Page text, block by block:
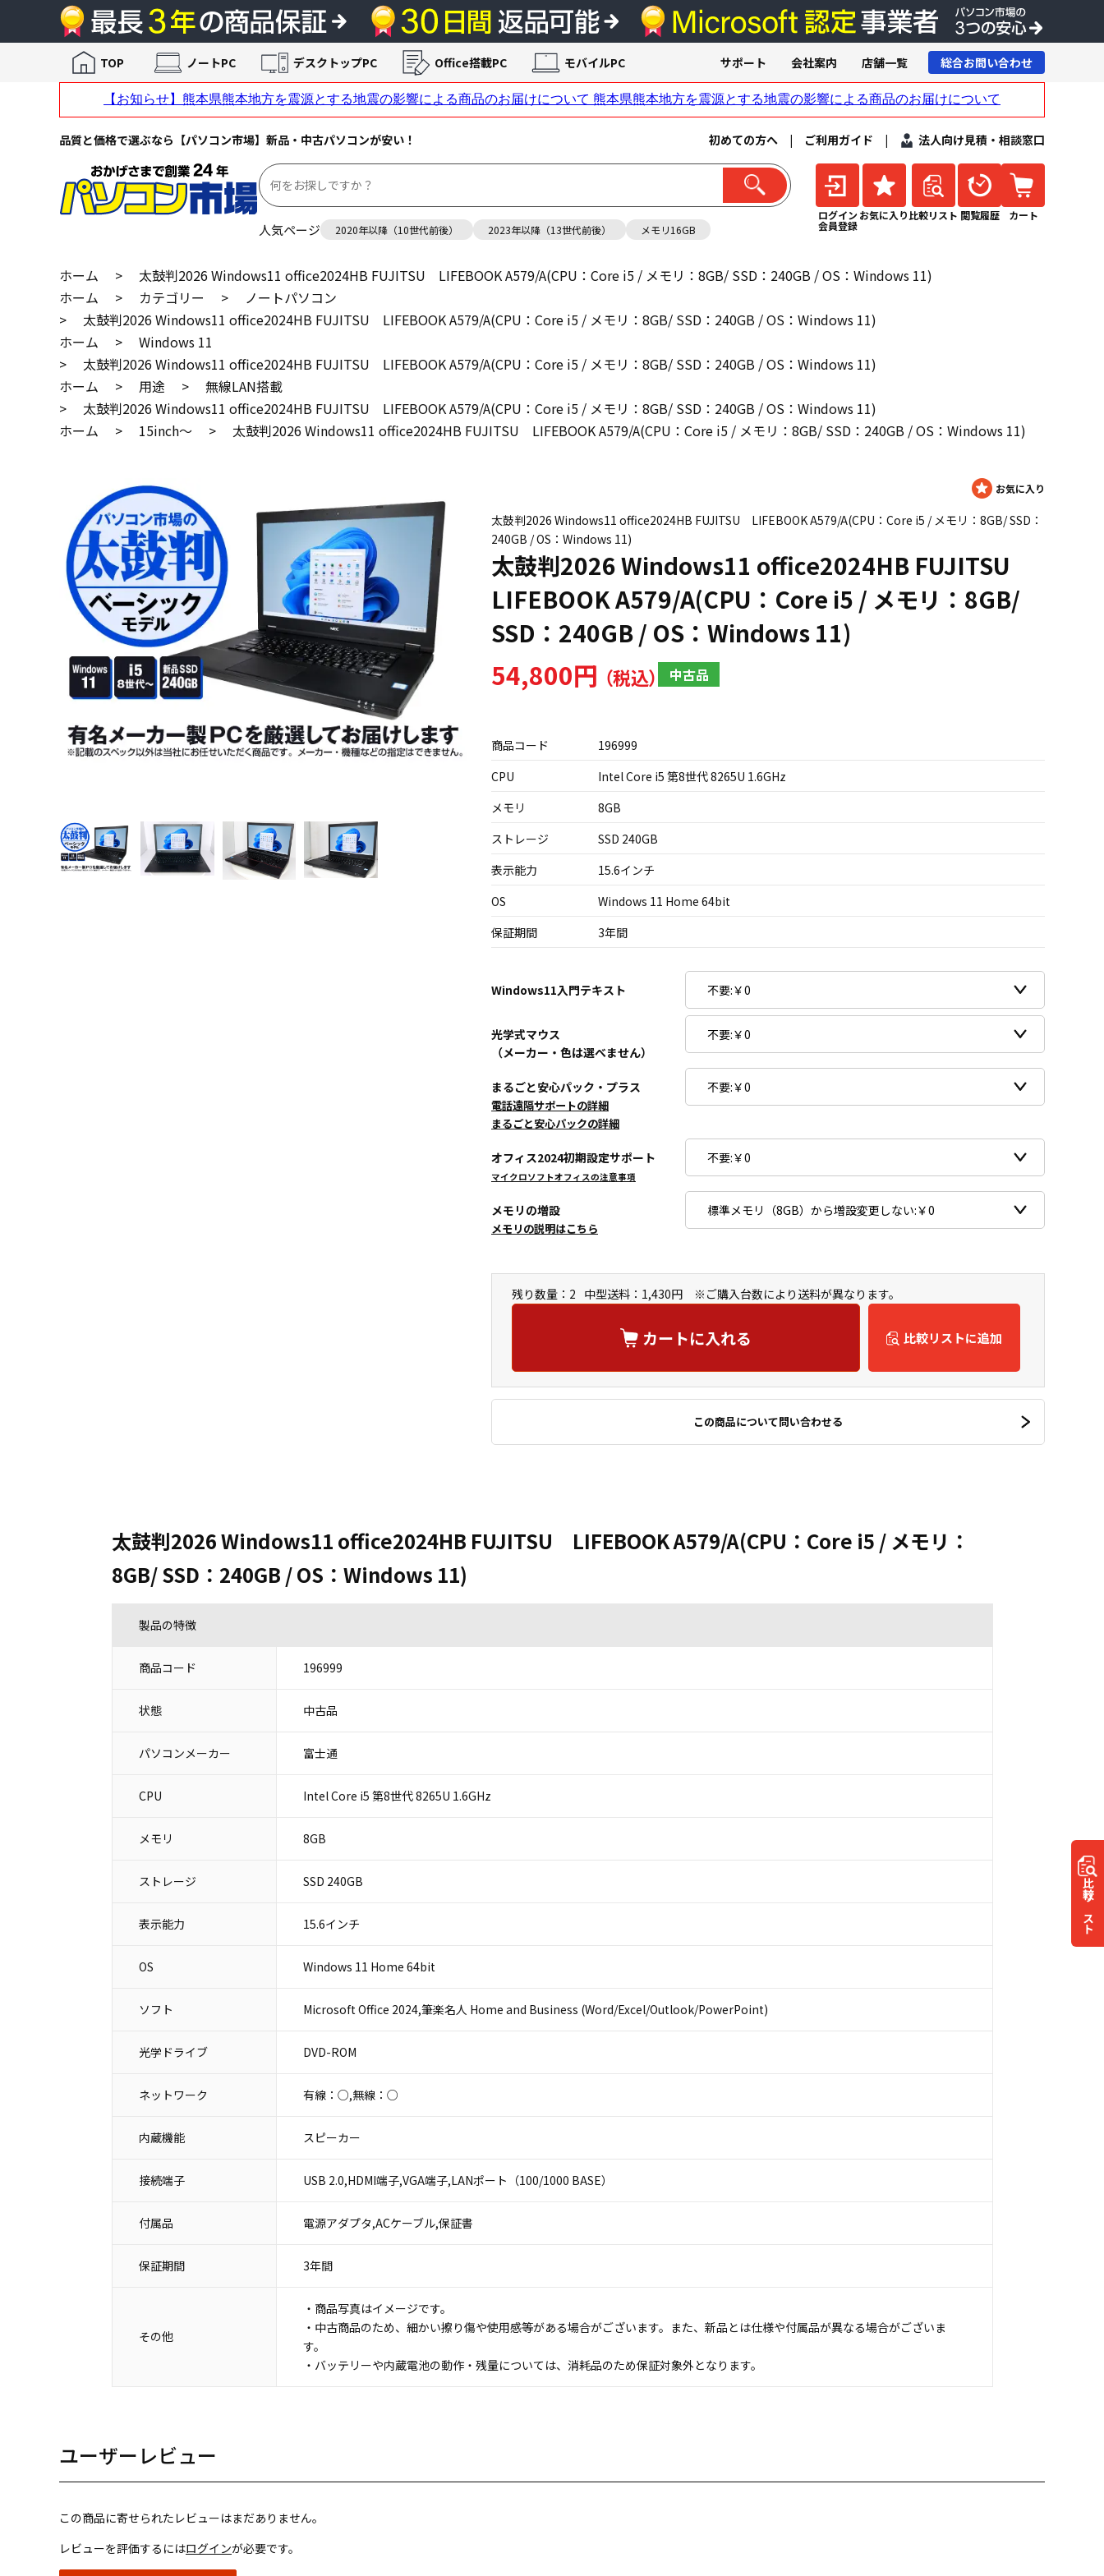
品質と価格で選ぶなら【パソコン市場】新品・中古パソコンが安い！ 初めての方へ | ご利用ガイド | 法人向け見積・相談窓口
人気ページ 2020年以降（10世代前後） 2023年以降（13世代前後） メモリ16GB
ログイン
会員登録
お気に入り 比較リスト 閲覧履歴 カート
TOP ノートPC デスクトップPC Office搭載PC モバイルPC サポート 会社案内 店舗一覧 総合お問い合わせ
ホーム >
太鼓判2026 Windows11 office2024HB FUJITSU LIFEBOOK A579/A(CPU：Core i5 / メモリ：8GB/ SSD：240GB / OS：Windows 11)
ホーム
> カテゴリー >
ノートパソコン
>
太鼓判2026 Windows11 office2024HB FUJITSU LIFEBOOK A579/A(CPU：Core i5 / メモリ：8GB/ SSD：240GB / OS：Windows 11)
ホーム
>
Windows 11
>
太鼓判2026 Windows11 office2024HB FUJITSU LIFEBOOK A579/A(CPU：Core i5 / メモリ：8GB/ SSD：240GB / OS：Windows 11)
ホーム
> 用途 >
無線LAN搭載
>
太鼓判2026 Windows11 office2024HB FUJITSU LIFEBOOK A579/A(CPU：Core i5 / メモリ：8GB/ SSD：240GB / OS：Windows 11)
ホーム
> 15inch～ > 太鼓判2026 Windows11 office2024HB FUJITSU LIFEBOOK A579/A(CPU：Core i5 / メモリ：8GB/ SSD：240GB / OS：Windows 11)
太鼓判2026 Windows11 office2024HB FUJITSU LIFEBOOK A579/A(CPU：Core i5 / メモリ：8GB/ SSD：
240GB / OS：Windows 11)
太鼓判2026 Windows11 office2024HB FUJITSU
LIFEBOOK A579/A(CPU：Core i5 / メモリ：8GB/
SSD：240GB / OS：Windows 11)
54,800円 中古品
商品コード
196999
CPU
Intel Core i5 第8世代 8265U 1.6GHz
メモリ
8GB
ストレージ
SSD 240GB
表示能力
15.6インチ
OS
Windows 11 Home 64bit
保証期間
3年間
Windows11入門テキスト
光学式マウス
（メーカー・色は選べません）
まるごと安心パック・プラス
電話遠隔サポートの詳細
まるごと安心パックの詳細
オフィス2024初期設定サポート
マイクロソフトオフィスの注意事項
メモリの増設
メモリの説明はこちら
残り数量：2 中型送料：1,430円 ※ご購入台数により送料が異なります。
カートに入れる 比較リストに追加
この商品について問い合わせる
比較
リスト
太鼓判2026 Windows11 office2024HB FUJITSU LIFEBOOK A579/A(CPU：Core i5 / メモリ：
8GB/ SSD：240GB / OS：Windows 11)
製品の特徴
商品コード 196999
状態 中古品
パソコンメーカー 富士通
CPU Intel Core i5 第8世代 8265U 1.6GHz
メモリ 8GB
ストレージ SSD 240GB
表示能力 15.6インチ
OS Windows 11 Home 64bit
ソフト Microsoft Office 2024,筆楽名人 Home and Business (Word/Excel/Outlook/PowerPoint)
光学ドライブ DVD-ROM
ネットワーク 有線：○,無線：○
内蔵機能 スピーカー
接続端子 USB 2.0,HDMI端子,VGA端子,LANポート（100/1000 BASE）
付属品 電源アダプタ,ACケーブル,保証書
保証期間 3年間
その他
・商品写真はイメージです。
・中古商品のため、細かい擦り傷や使用感等がある場合がございます。また、新品とは仕様や付属品が異なる場合がございま
す。
・バッテリーや内蔵電池の動作・残量については、消耗品のため保証対象外となります。
ユーザーレビュー
この商品に寄せられたレビューはまだありません。
レビューを評価するにはログインが必要です。